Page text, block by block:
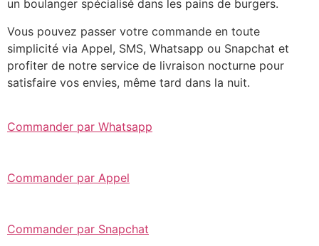
un boulanger spécialisé dans les pains de burgers.
Vous pouvez passer votre commande en toute
simplicité via Appel, SMS, Whatsapp ou Snapchat et
profiter de notre service de livraison nocturne pour
satisfaire vos envies, même tard dans la nuit.
Commander par Whatsapp
Commander par Appel
Commander par Snapchat